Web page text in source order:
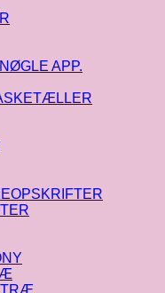
APP.
TRÆ